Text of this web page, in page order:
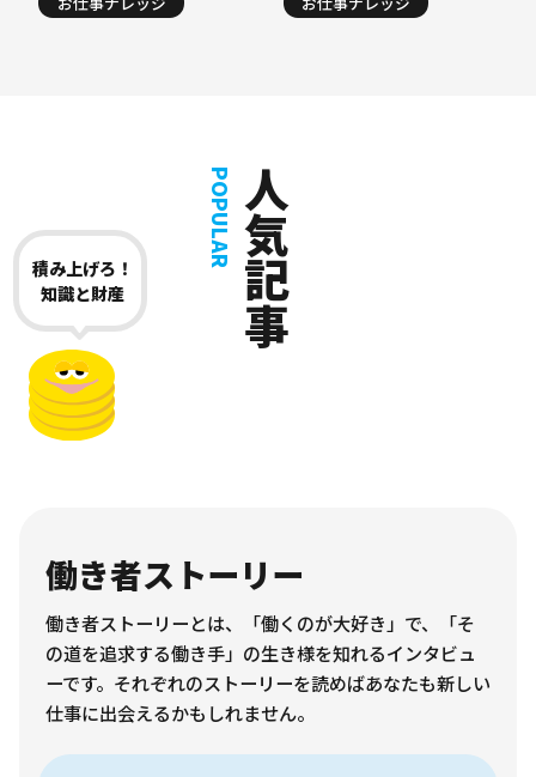
人気記事
POPULAR
積み上げろ！
知識と財産
働き者ストーリー
働き者ストーリーとは、「働くのが大好き」で、「そ
の道を追求する働き手」の生き様を知れるインタビュ
ーです。それぞれのストーリーを読めばあなたも新しい
仕事に出会えるかもしれません。